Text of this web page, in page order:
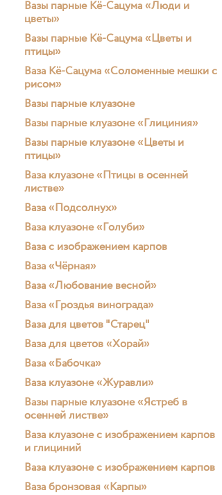
Вазы парные Кё-Сацума «Люди и
цветы»
Вазы парные Кё-Сацума «Цветы и
птицы»
Ваза Кё-Сацума «Соломенные мешки с
рисом»
Вазы парные клуазоне
Вазы парные клуазоне «Глициния»
Вазы парные клуазоне «Цветы и
птицы»
Ваза клуазоне «Птицы в осенней
листве»
Ваза «Подсолнух»
Ваза клуазоне «Голуби»
Ваза с изображением карпов
Ваза «Чёрная»
Ваза «Любование весной»
Ваза «Гроздья винограда»
Ваза для цветов "Старец"
Ваза для цветов «Хорай»
Ваза «Бабочка»
Ваза клуазоне «Журавли»
Вазы парные клуазоне «Ястреб в
осенней листве»
Ваза клуазоне с изображением карпов
и глициний
Ваза клуазоне с изображением карпов
Ваза бронзовая «Карпы»